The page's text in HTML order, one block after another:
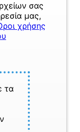
σας
μας,
χρήσης
τα